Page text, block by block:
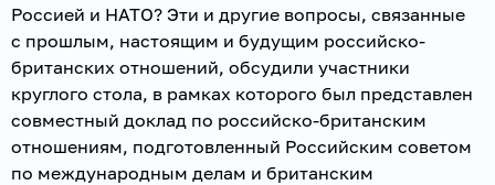
Россией и НАТО? Эти и другие вопросы, связанные
с прошлым, настоящим и будущим российско-
британских отношений, обсудили участники
круглого стола, в рамках которого был представлен
совместный доклад по российско-британским
отношениям, подготовленный Российским советом
по международным делам и британским